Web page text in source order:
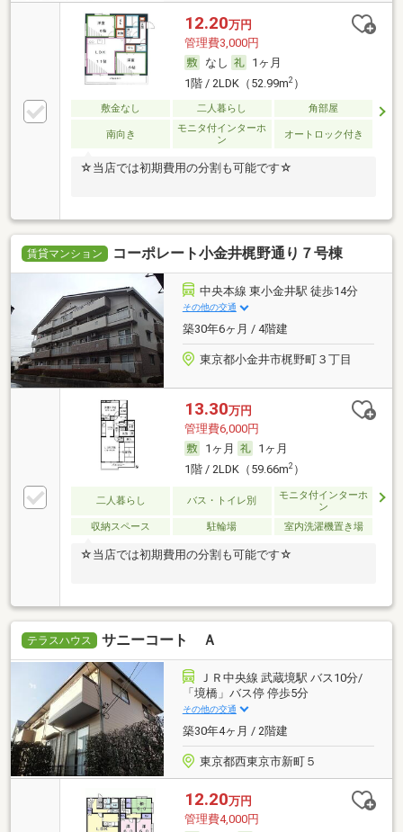
12.20万円
管理費3,000円
なし
1ヶ月
1階 / 2LDK（52.99m2）
敷金なし 二人暮らし 角部屋
南向き
モニタ付インターホ
ン
オートロック付き
☆当店では初期費用の分割も可能です☆
賃貸マンション コーポレート小金井梶野通り７号棟
中央本線 東小金井駅 徒歩14分
その他の交通
築30年6ヶ月 / 4階建
東京都小金井市梶野町３丁目
13.30万円
管理費6,000円
1ヶ月
1ヶ月
1階 / 2LDK（59.66m2）
二人暮らし バス・トイレ別
モニタ付インターホ
ン
収納スペース
駐輪場 室内洗濯機置き場
☆当店では初期費用の分割も可能です☆
テラスハウス サニーコート Ａ
ＪＲ中央線 武蔵境駅 バス10分/
「境橋」バス停 停歩5分
その他の交通
築30年4ヶ月 / 2階建
東京都西東京市新町５
12.20万円
管理費4,000円